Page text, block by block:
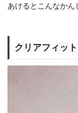
あけるとこんなかん
クリアフィッ